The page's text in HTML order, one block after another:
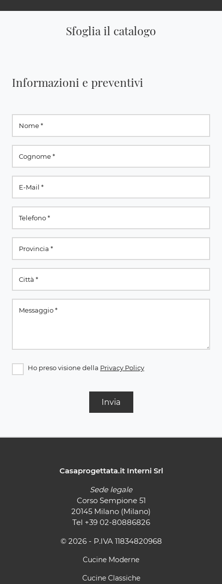
Sfoglia il catalogo
Informazioni e preventivi
Ho preso visione della Privacy Policy
Invia
Casaprogettata.it Interni Srl
Sede legale
Corso Sempione 51
20145 Milano (Milano)
Tel +39 02-80886826
© 2026 - P.IVA 11834820968
Cucine Moderne
Cucine Classiche